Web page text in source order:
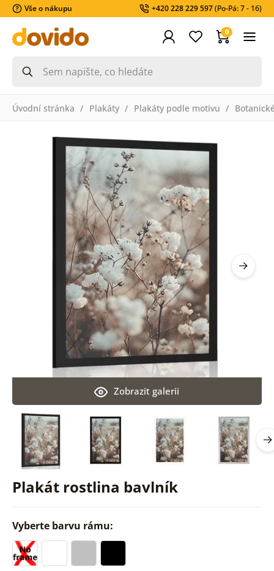
Vše o nákupu +420 228 229 597(Po-Pá: 7 - 16)
0
Úvodní stránka Plakáty Plakáty podle motivu
Plakát rostlina bavlník
Zobrazit galerii
Vyberte barvu rámu: